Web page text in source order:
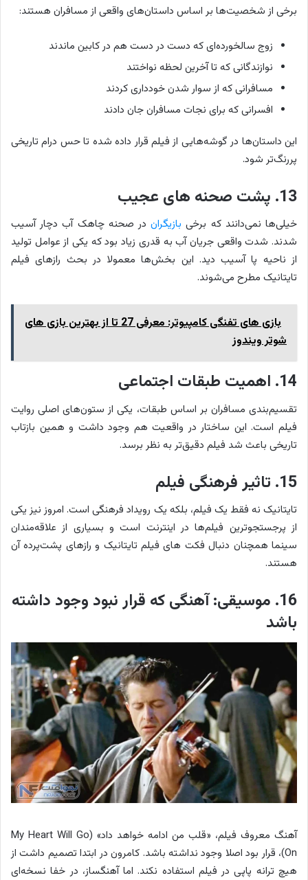
برخی از شخصیت‌ها بر اساس داستان‌های واقعی از مسافران هستند:
زوج سالخورده‌ای که دست در دست هم در کابین ماندند
نوازندگانی که تا آخرین لحظه نواختند
مسافرانی که از سوار شدن خودداری کردند
افسرانی که برای نجات مسافران جان دادند
این داستان‌ها در گوشه‌هایی از فیلم قرار داده شده تا حس درام تاریخی
پررنگ‌تر شود.
13. پشت صحنه های عجیب
خیلی‌ها نمی‌دانند که برخی بازیگراندر صحنه چاهک آب دچار آسیب
شدند. شدت واقعی جریان آب به قدری زیاد بود که یکی از عوامل تولید
از ناحیه پا آسیب دید. این بخش‌ها معمولا در بحث رازهای فیلم
تایتانیک مطرح می‌شوند.
بازی های تفنگی کامپیوتر: معرفی 27 تا از بهترین بازی‌ های
شوتر ویندوز
14. اهمیت طبقات اجتماعی
تقسیم‌بندی مسافران بر اساس طبقات، یکی از ستون‌های اصلی روایت
فیلم است. این ساختار در واقعیت هم وجود داشت و همین بازتاب
تاریخی باعث شد فیلم دقیق‌تر به نظر برسد.
15. تاثیر فرهنگی فیلم
تایتانیک نه فقط یک فیلم، بلکه یک رویداد فرهنگی است. امروز نیز یکی
از پرجستجوترین فیلم‌ها در اینترنت است و بسیاری از علاقه‌مندان
سینما همچنان دنبال فکت های فیلم تایتانیک و رازهای پشت‌پرده آن
هستند.
16. موسیقی: آهنگی که قرار نبود وجود داشته
باشد
آهنگ معروف فیلم، «قلب من ادامه خواهد داد» (My Heart Will Go
On)، قرار بود اصلا وجود نداشته باشد. کامرون در ابتدا تصمیم داشت از
هیچ ترانه پاپی در فیلم استفاده نکند. اما آهنگساز، در خفا نسخه‌ای